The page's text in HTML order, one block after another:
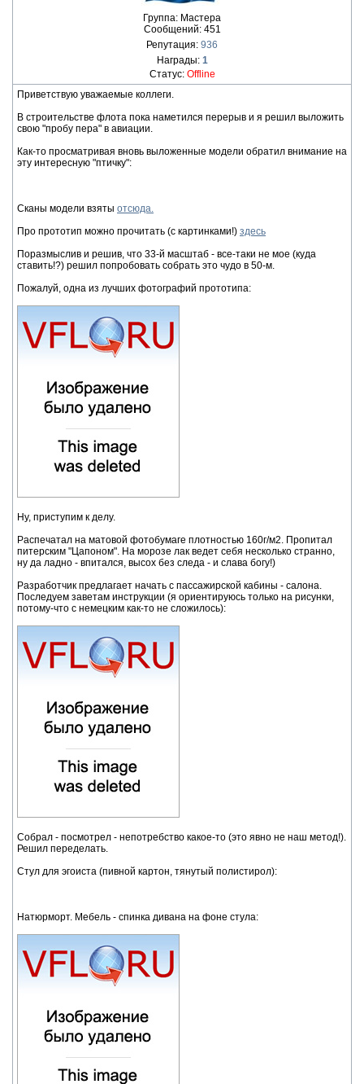
Группа: Мастера
Сообщений: 451
Репутация: 936
Награды: 1
Статус: Offline
Приветствую уважаемые коллеги.
В строительстве флота пока наметился перерыв и я решил выложить
свою "пробу пера" в авиации.
Как-то просматривая вновь выложенные модели обратил внимание на
эту интересную "птичку":
Сканы модели взяты отсюда.
Про прототип можно прочитать (с картинками!) здесь
Поразмыслив и решив, что 33-й масштаб - все-таки не мое (куда
ставить!?) решил попробовать собрать это чудо в 50-м.
Пожалуй, одна из лучших фотографий прототипа:
Ну, приступим к делу.
Распечатал на матовой фотобумаге плотностью 160г/м2. Пропитал
питерским "Цапоном". На морозе лак ведет себя несколько странно,
ну да ладно - впитался, высох без следа - и слава богу!)
Разработчик предлагает начать с пассажирской кабины - салона.
Последуем заветам инструкции (я ориентируюсь только на рисунки,
потому-что с немецким как-то не сложилось):
Собрал - посмотрел - непотребство какое-то (это явно не наш метод!).
Решил переделать.
Стул для эгоиста (пивной картон, тянутый полистирол):
Натюрморт. Мебель - спинка дивана на фоне стула: